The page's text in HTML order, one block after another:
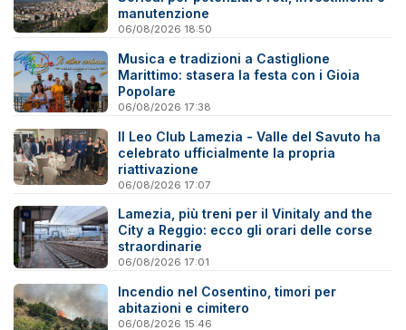
manutenzione
06/08/2026 18:50
Musica e tradizioni a Castiglione
Marittimo: stasera la festa con i Gioia
Popolare
06/08/2026 17:38
Il Leo Club Lamezia - Valle del Savuto ha
celebrato ufficialmente la propria
riattivazione
06/08/2026 17:07
Lamezia, più treni per il Vinitaly and the
City a Reggio: ecco gli orari delle corse
straordinarie
06/08/2026 17:01
Incendio nel Cosentino, timori per
abitazioni e cimitero
06/08/2026 15:46